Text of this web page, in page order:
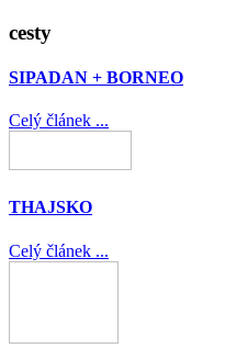
cesty
SIPADAN + BORNEO
Celý článek ...
THAJSKO
Celý článek ...